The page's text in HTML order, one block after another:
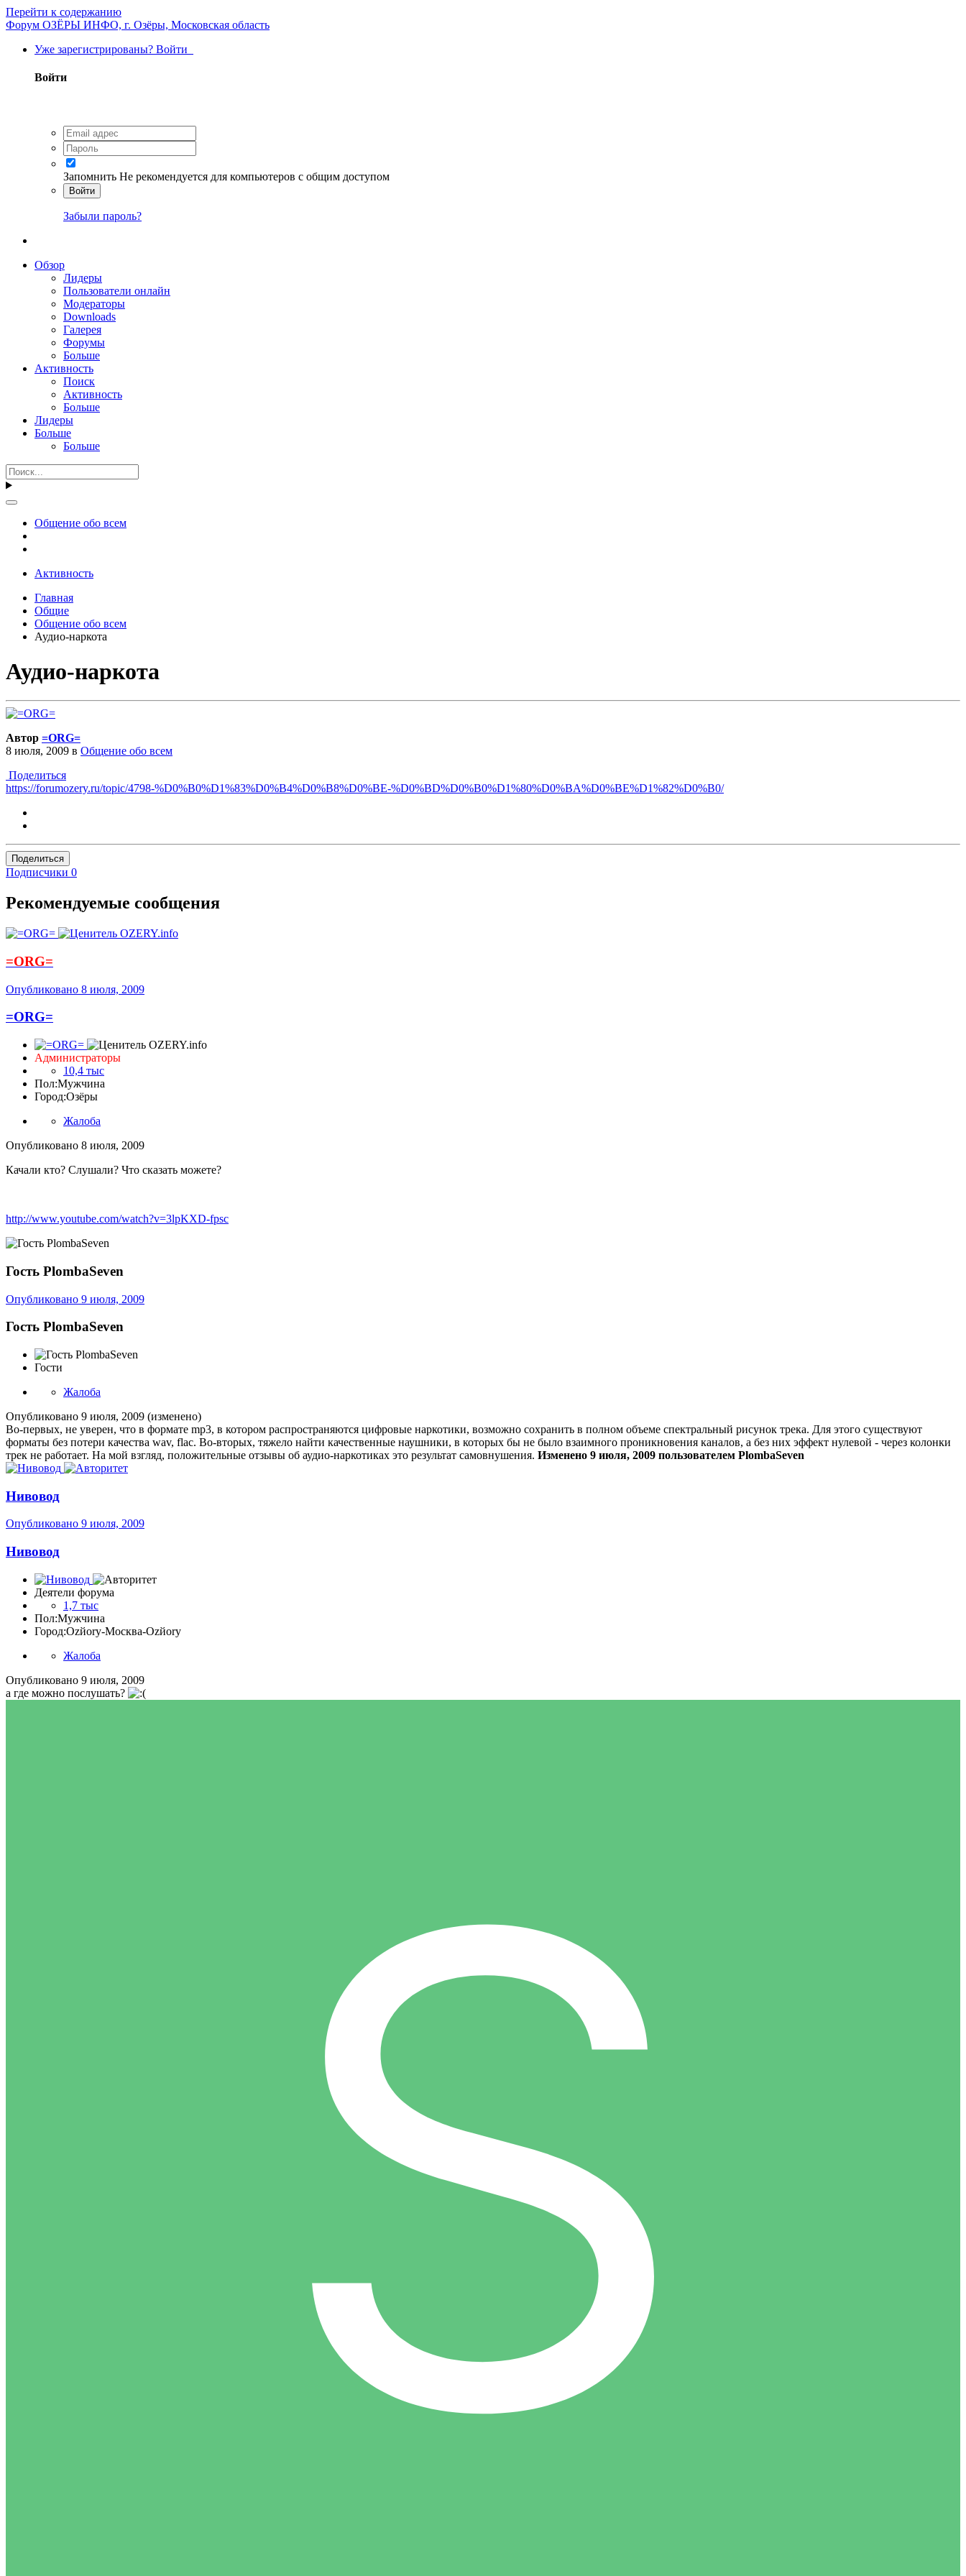
Перейти к содержанию
Форум ОЗЁРЫ ИНФО, г. Озёры, Московская область
Уже зарегистрированы? Войти
Войти
Запомнить Не рекомендуется для компьютеров с общим доступом
Войти
Забыли пароль?
Обзор
Лидеры
Пользователи онлайн
Модераторы
Downloads
Галерея
Форумы
Больше
Активность
Поиск
Активность
Больше
Лидеры
Больше
Больше
Общение обо всем
Активность
Главная
Общие
Общение обо всем
Аудио-наркота
Аудио-наркота
Автор =ORG=
8 июля, 2009 в Общение обо всем
Поделиться
https://forumozery.ru/topic/4798-%D0%B0%D1%83%D0%B4%D0%B8%D0%BE-%D0%BD%D0%B0%D1%80%D0%BA%D0%BE%D1%82%D0%B0/
Поделиться
Подписчики 0
Рекомендуемые сообщения
=ORG=
Опубликовано 8 июля, 2009
=ORG=
Администраторы
10,4 тыс
Пол:Мужчина
Город:Озёры
Жалоба
Опубликовано 8 июля, 2009
Качали кто? Слушали? Что сказать можете?
http://www.youtube.com/watch?v=3lpKXD-fpsc
Гость PlombaSeven
Опубликовано 9 июля, 2009
Гость PlombaSeven
Гости
Жалоба
Опубликовано 9 июля, 2009 (изменено)
Во-первых, не уверен, что в формате mp3, в котором распространяются цифровые наркотики, возможно сохранить в полном объеме спектральный рисунок трека. Для этого существуют
форматы без потери качества wav, flac. Во-вторых, тяжело найти качественные наушники, в которых бы не было взаимного проникновения каналов, а без них эффект нулевой - через колонки
трек не работает. На мой взгляд, положительные отзывы об аудио-наркотиках это результат самовнушения. Изменено 9 июля, 2009 пользователем PlombaSeven
Нивовод
Опубликовано 9 июля, 2009
Нивовод
Деятели форума
1,7 тыс
Пол:Мужчина
Город:Ozйоry-Москва-Ozйоry
Жалоба
Опубликовано 9 июля, 2009
а где можно послушать?